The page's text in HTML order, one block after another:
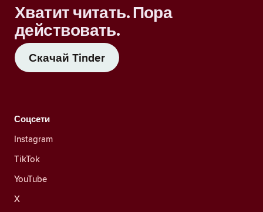
Хватит читать. Пора
действовать.
Скачай Tinder
Соцсети
Instagram
TikTok
YouTube
X